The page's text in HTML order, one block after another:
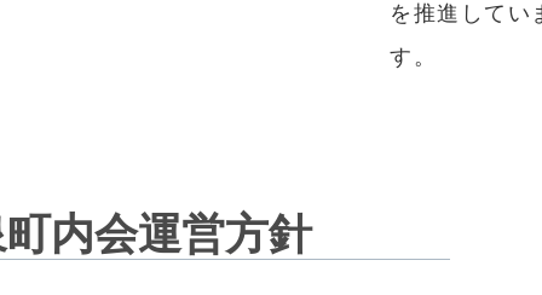
を推進してい
す。
内会運営方針